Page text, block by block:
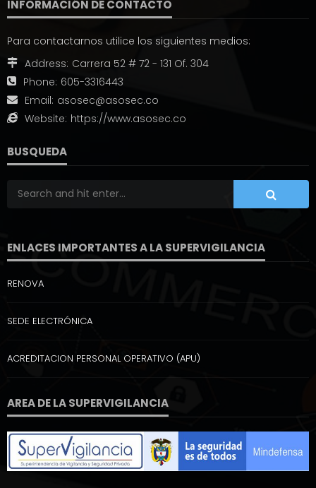
INFORMACIÓN DE CONTACTO
Para contactarnos utilice los siguientes medios:
Address: Carrera 52 # 72 - 131 Of. 304
Phone: 605-3316443
Email: asosec@asosec.co
Website: https://www.asosec.co
BUSQUEDA
ENLACES IMPORTANTES A LA SUPERVIGILANCIA
RENOVA
SEDE ELECTRÓNICA
ACREDITACION PERSONAL OPERATIVO (APU)
AREA DE LA SUPERVIGILANCIA